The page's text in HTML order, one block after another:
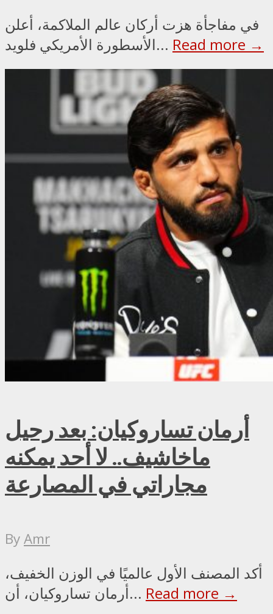
في مفاجأة هزت أركان عالم الملاكمة، أعلن
الأسطورة الأمريكي فلويد... Read more →
أرمان تساروكيان: بعد رحيل
ماخاشيف.. لا أحد يمكنه
مجاراتي في المصارعة
ByAmr
أكد المصنف الأول عالميًا في الوزن الخفيف،
أرمان تساروكيان، أن... Read more →